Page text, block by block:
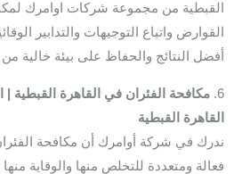
القبطية من مجموعة شركات اوامرك
القوارض واتباع التوجيهات والتدابير
أفضل النتائج والحفاظ على بيئة خالية
6. مكافحة الفئران في القاهرة
القاهرة القبطية
ندرك في شركة أوامرك أن مكافحة
فعالة ومتعددة للتخلص منها والوقاية